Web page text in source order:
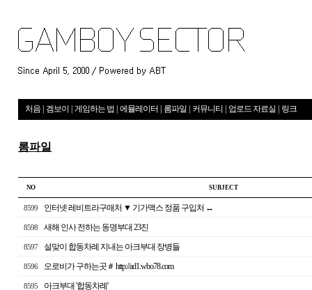
처음 겜보이 게임하는 법 에뮬레이터 롬파일 커뮤니티 업로드 자료실 링크
롬파일
NO S U B J E C T
8599 인터넷 레비트라구매처 ▼ 기가맥스 정품 구입처 ↔
8598 새해 인사 전하는 동명부대 23진
8597 설맞이 합동차례 지내는 아크부대 장병들
8596 오로비가 구하는곳＃ http://ad1.wbo78.com
8595 아크부대 '합동차례'